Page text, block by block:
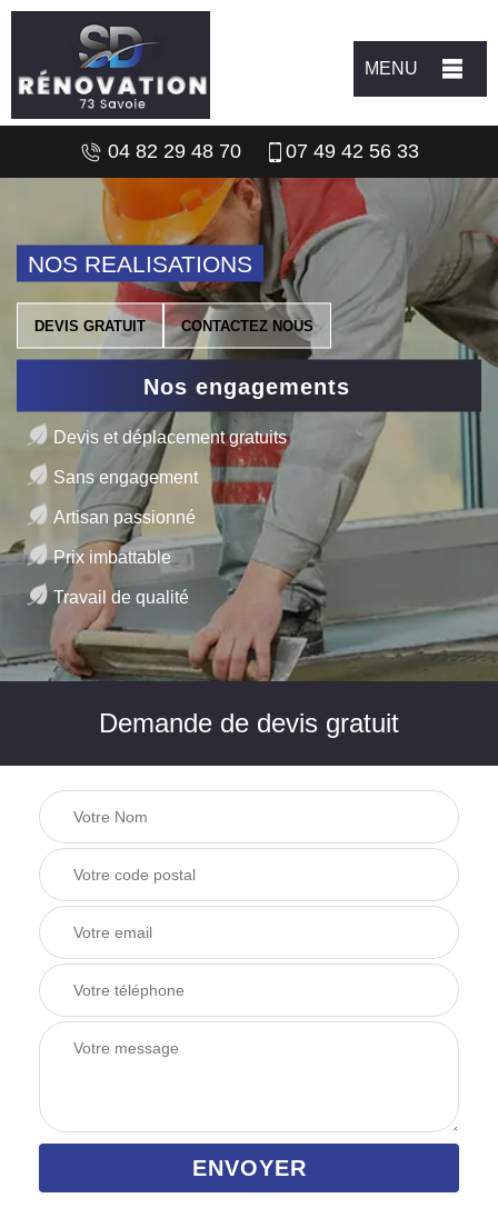
MENU
04 82 29 48 70 07 49 42 56 33
NOS REALISATIONS
DEVIS GRATUIT CONTACTEZ NOUS
Nos engagements
Devis et déplacement gratuits
Sans engagement
Artisan passionné
Prix imbattable
Travail de qualité
Demande de devis gratuit